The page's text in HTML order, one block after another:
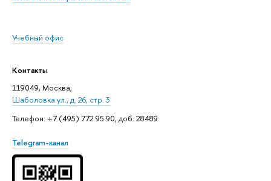
Учебный офис
Контакты
119049, Москва,
Шаболовка ул., д. 26, стр. 3
Телефон: +7 (495) 772 95 90, доб. 28489
Telegram-канал